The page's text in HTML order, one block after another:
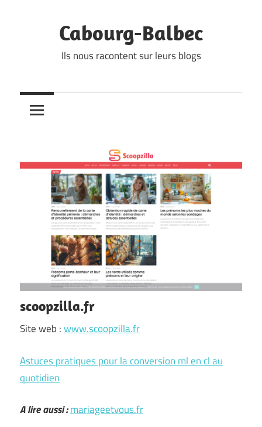
Cabourg-Balbec
Ils nous racontent sur leurs blogs
scoopzilla.fr
Site web :www.scoopzilla.fr
Astuces pratiques pour la conversion ml en cl au
quotidien
A lire aussi :mariageetvous.fr